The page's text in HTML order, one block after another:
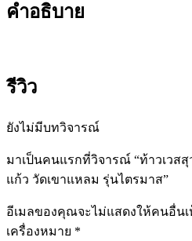
เขี้ยว
เขา
แหลม
ไตรมาส
ชิ้น
คำอธิบาย
รีวิว
ยังไม่มีบทวิจารณ์
มาเป็นคนแรกที่วิจารณ์ “ท้าวเวส
แก้ว วัดเขาแหลม รุ่นไตรมาส”
อีเมลของคุณจะไม่แสดงให้คนอื่น
เครื่องหมาย *